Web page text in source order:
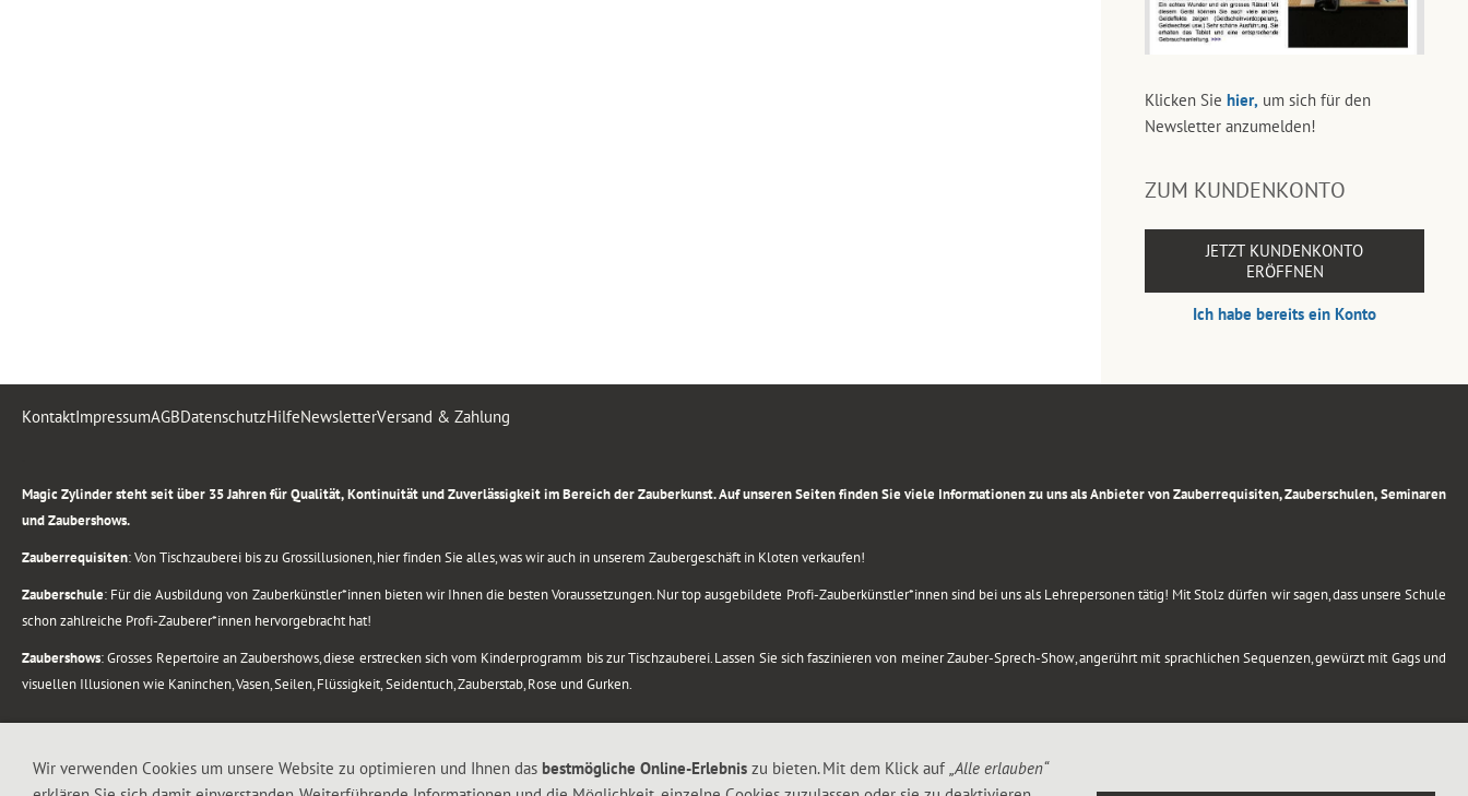
Klicken Sie hier, um sich für den
Newsletter anzumelden!
ZUM KUNDENKONTO
JETZT KUNDENKONTO
ERÖFFNEN
Ich habe bereits ein Konto
KontaktImpressumAGBDatenschutzHilfeNewsletterVersand & Zahlung
Magic Zylinder steht seit über 35 Jahren für Qualität, Kontinuität und Zuverlässigkeit im Bereich der Zauberkunst. Auf unseren Seiten finden Sie viele Informationen zu uns als Anbieter von Zauberrequisiten, Zauberschulen, Seminaren
und Zaubershows.
Zauberrequisiten: Von Tischzauberei bis zu Grossillusionen, hier finden Sie alles, was wir auch in unserem Zaubergeschäft in Kloten verkaufen!
Zauberschule: Für die Ausbildung von Zauberkünstler*innen bieten wir Ihnen die besten Voraussetzungen. Nur top ausgebildete Profi-Zauberkünstler*innen sind bei uns als Lehrepersonen tätig! Mit Stolz dürfen wir sagen, dass unsere Schule
schon zahlreiche Profi-Zauberer*innen hervorgebracht hat!
Zaubershows: Grosses Repertoire an Zaubershows, diese erstrecken sich vom Kinderprogramm bis zur Tischzauberei. Lassen Sie sich faszinieren von meiner Zauber-Sprech-Show, angerührt mit sprachlichen Sequenzen, gewürzt mit Gags und
visuellen Illusionen wie Kaninchen, Vasen, Seilen, Flüssigkeit, Seidentuch, Zauberstab, Rose und Gurken.
.
Alle Rechte vorbehalten. © 1988-2026 Magic Zylinder
Wir verwenden Cookies um unsere Website zu optimieren und Ihnen das bestmögliche Online-Erlebnis zu bieten. Mit dem Klick auf „Alle erlauben“